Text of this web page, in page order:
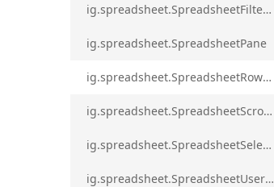
ig.spreadsheet.SpreadsheetFilterDialogOption
ig.spreadsheet.SpreadsheetPane
ig.spreadsheet.SpreadsheetRowScrollRegion
ig.spreadsheet.SpreadsheetScrollRegion
ig.spreadsheet.SpreadsheetSelection
ig.spreadsheet.SpreadsheetUserPromptTrigger